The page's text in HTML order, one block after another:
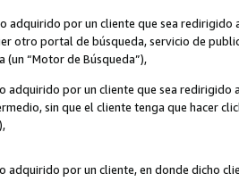
adquirido por un cliente que sea
otro portal de búsqueda, servicio de
(un “Motor de Búsqueda”),
adquirido por un cliente que sea redirigido
sin que el cliente tenga que hacer
adquirido por un cliente, en donde dicho